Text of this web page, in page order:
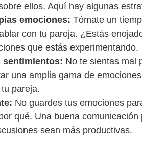
ellos. Aquí hay algunas
emociones: Tómate un
con tu pareja. ¿Estás
que estás experimentando.
sentimientos: No te sientas mal
una amplia gama de
pareja.
No guardes tus emociones
qué. Una buena
sean más productivas.